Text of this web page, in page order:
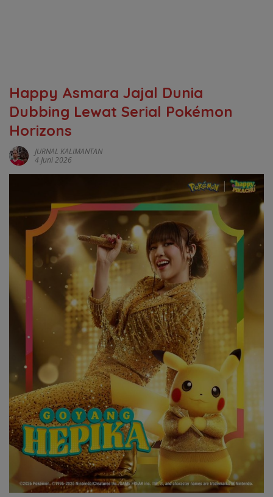
Happy Asmara Jajal Dunia
Dubbing Lewat Serial Pokémon
Horizons
JURNAL KALIMANTAN
4 Juni 2026